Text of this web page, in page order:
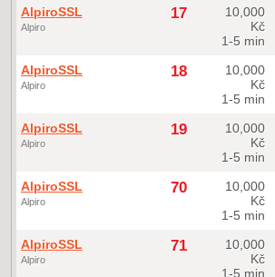
AlpiroSSL
Alpiro
17
10,000
Kč
1-5 min
AlpiroSSL
Alpiro
18
10,000
Kč
1-5 min
AlpiroSSL
Alpiro
19
10,000
Kč
1-5 min
AlpiroSSL
Alpiro
70
10,000
Kč
1-5 min
AlpiroSSL
Alpiro
71
10,000
Kč
1-5 min